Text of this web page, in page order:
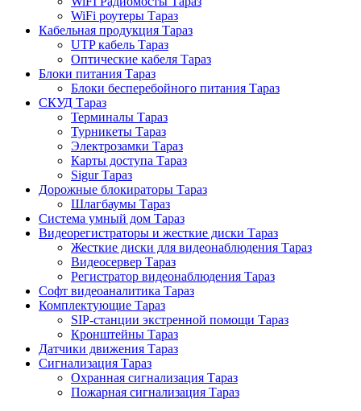
WiFi роутеры Тараз
Кабельная продукция Тараз
UTP кабель Тараз
Оптические кабеля Тараз
Блоки питания Тараз
Блоки бесперебойного питания Тараз
СКУД Тараз
Терминалы Тараз
Турникеты Тараз
Электрозамки Тараз
Карты доступа Тараз
Sigur Тараз
Дорожные блокираторы Тараз
Шлагбаумы Тараз
Система умный дом Тараз
Видеорегистраторы и жесткие диски Тараз
Жесткие диски для видеонаблюдения Тараз
Видеосервер Тараз
Регистратор видеонаблюдения Тараз
Софт видеоаналитика Тараз
Комплектующие Тараз
SIP-станции экстренной помощи Тараз
Кронштейны Тараз
Датчики движения Тараз
Сигнализация Тараз
Охранная сигнализация Тараз
Пожарная сигнализация Тараз